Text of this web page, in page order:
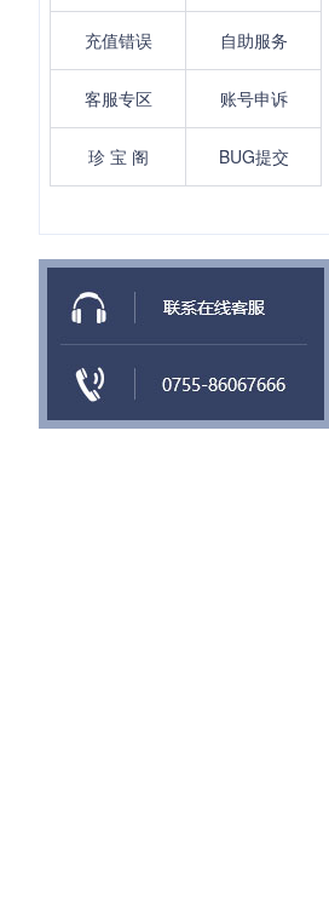
充值错误 自助服务
客服专区 账号申诉
珍 宝 阁 BUG提交